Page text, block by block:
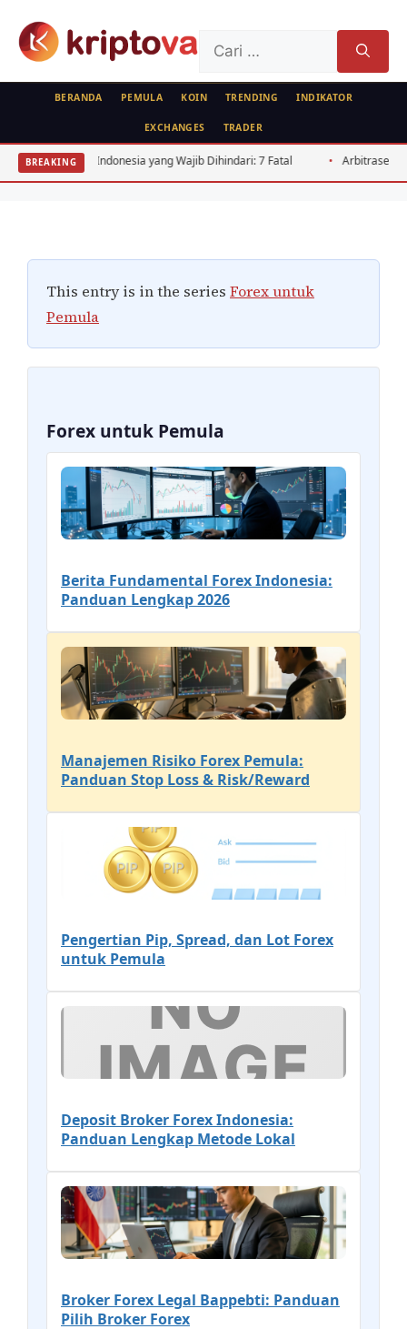
untuk:
BERANDA PEMULA KOIN TRENDING INDIKATOR
EXCHANGES TRADER
BREAKING
yang Wajib Dihindari: 7 Fatal Arbitrase Crypto Indonesia: Panduan
Manajemen Risiko Forex Pemula:
Panduan Stop Loss & Risk/Reward
This entry is in the series Forex untuk
Pemula
Forex untuk Pemula
Berita Fundamental Forex Indonesia:
Panduan Lengkap 2026
Manajemen Risiko Forex Pemula:
Panduan Stop Loss & Risk/Reward
Pengertian Pip, Spread, dan Lot Forex
untuk Pemula
Deposit Broker Forex Indonesia:
Panduan Lengkap Metode Lokal
Broker Forex Legal Bappebti: Panduan
Pilih Broker Forex